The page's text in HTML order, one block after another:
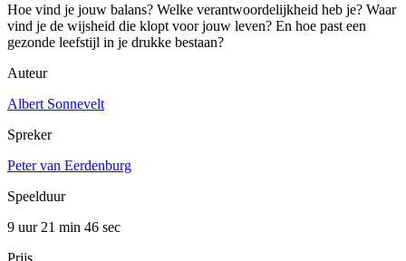
Hoe vind je jouw balans? Welke verantwoordelijkheid heb je? Waar
vind je de wijsheid die klopt voor jouw leven? En hoe past een
gezonde leefstijl in je drukke bestaan?
Auteur
Albert Sonnevelt
Spreker
Peter van Eerdenburg
Speelduur
9 uur 21 min 46 sec
Prijs